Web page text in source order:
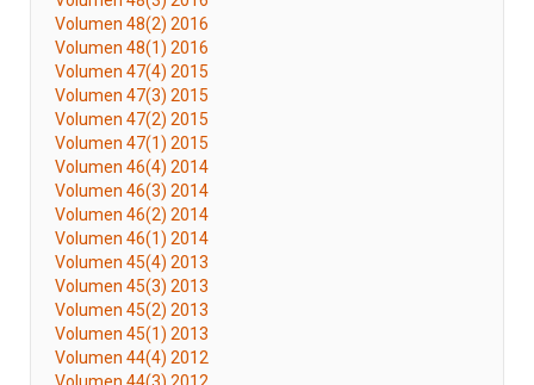
Volumen 48(2) 2016
Volumen 48(1) 2016
Volumen 47(4) 2015
Volumen 47(3) 2015
Volumen 47(2) 2015
Volumen 47(1) 2015
Volumen 46(4) 2014
Volumen 46(3) 2014
Volumen 46(2) 2014
Volumen 46(1) 2014
Volumen 45(4) 2013
Volumen 45(3) 2013
Volumen 45(2) 2013
Volumen 45(1) 2013
Volumen 44(4) 2012